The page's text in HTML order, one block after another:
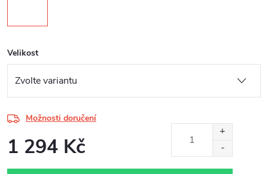
Velikost
Možnosti doručení
1 294 Kč